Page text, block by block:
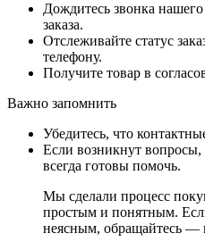
Дождитесь звонка
заказа.
Отслеживайте статус
телефону.
Получите товар в
Важно запомнить
Убедитесь, что
Если возникнут
всегда готовы помочь.
Мы сделали процесс
простым и понятным.
неясным, обращайтесь —